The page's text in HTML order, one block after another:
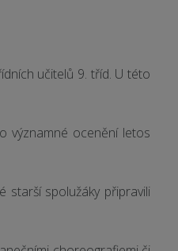
učitelů 9. tříd. U této
významné ocenění letos
starší spolužáky připravili